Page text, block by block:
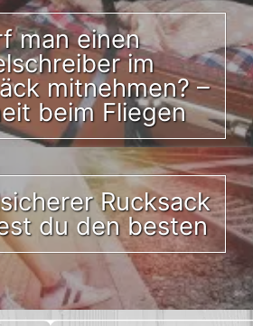
man einen
im
mitnehmen? –
beim Fliegen
Rucksack
du den besten